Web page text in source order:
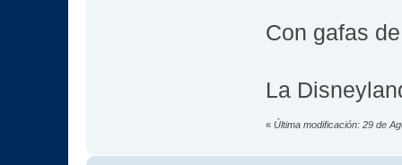
Con gafas
La
« Última modificación: 29 de